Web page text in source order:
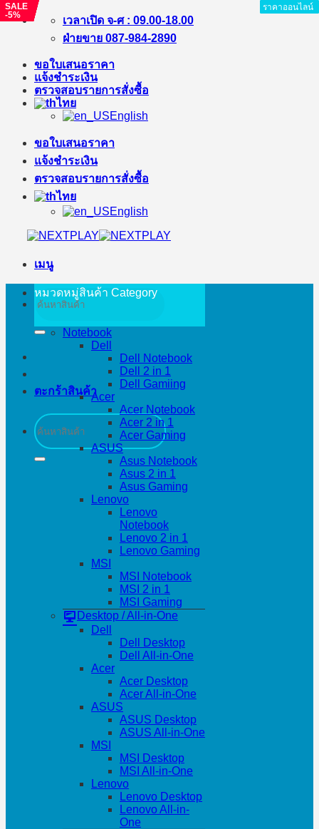
ข้าม
เนื้อหา
เวลาเปิด จ-ศ : 09.00-18.00
ฝ่ายขาย 087-984-2890
ขอใบเสนอราคา
แจ้งชำระเงิน
ตรวจสอบรายการสั่งซื้อ
ไทย
English
ขอใบเสนอราคา
แจ้งชำระเงิน
ตรวจสอบรายการสั่งซื้อ
ไทย
English
เมนู
ค้นหา:
ตะกร้าสินค้า
ค้นหา:
หมวดหมู่สินค้า Category
Notebook
Dell
Dell Notebook
Dell 2 in 1
Dell Gamiing
Acer
Acer Notebook
Acer 2 in 1
Acer Gaming
ASUS
Asus Notebook
Asus 2 in 1
Asus Gaming
Lenovo
Lenovo
Notebook
Lenovo 2 in 1
Lenovo Gaming
MSI
MSI Notebook
MSI 2 in 1
MSI Gaming
Desktop / All-in-One
Dell
Dell Desktop
Dell All-in-One
Acer
Acer Desktop
Acer All-in-One
ASUS
ASUS Desktop
ASUS All-in-One
MSI
MSI Desktop
MSI All-in-One
Lenovo
Lenovo Desktop
Lenovo All-in-
One
ราคาออนไลน์
SALE
-5%
ราคาออนไลน์
SALE
-23%
ราคาออนไลน์
ราคาออนไลน์
SALE
-7%
ราคาออนไลน์
ราคาออนไลน์
SALE
-3%
ราคาออนไลน์
SALE
-8%
ราคาออนไลน์
SALE
-5%
ราคาออนไลน์